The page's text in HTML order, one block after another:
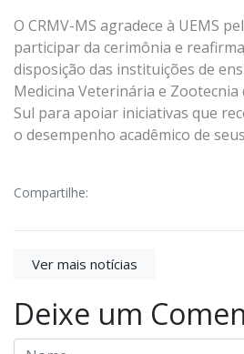
O CRMV-MS agradece à UEMS
participar da cerimônia e
disposição das instituições de
Medicina Veterinária e Zootecnia
Sul para apoiar iniciativas que
o desempenho acadêmico de
Compartilhe:
Ver mais notícias
Deixe um